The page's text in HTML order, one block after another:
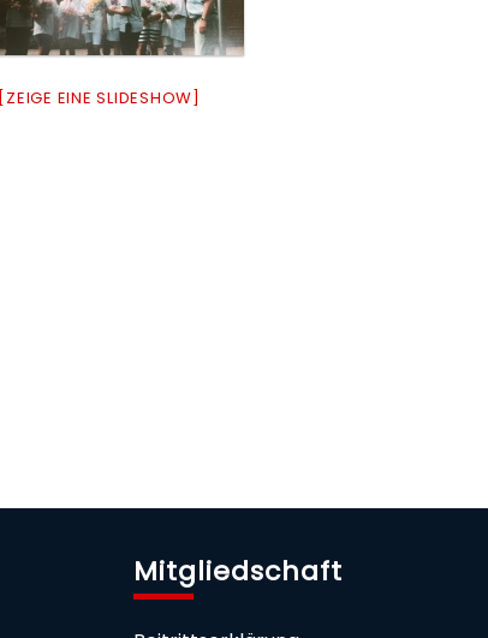
[ZEIGE EINE SLIDESHOW]
Mitgliedschaft